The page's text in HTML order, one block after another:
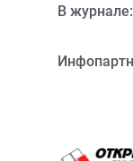
В журнале: